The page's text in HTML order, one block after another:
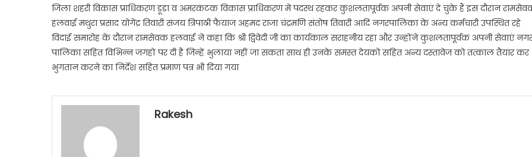
जिला शहरी विकास प्राधिकरण डूडा व अमरकंटक विकास प्राधिकरण में पदस्थ रहकर कुशलतापूर्वक अपनी सेवाएं दे चुके हैं इस दौरान
हलवाई मथुरा प्रसाद योगेंद्र तिवारी संजय त्रिपाठी फैयाज अहमद राजा चंद्रमणि संतोष तिवारी आदि नगरपालिका के अन्य कर्मचारी उपस्थित रहे
विदाई समारोह के दौरान रामसेवक हलवाई ने कहा कि श्री द्विवेदी जी का कार्यकाल सराहनीय रहा और उन्होंने कुशलतापूर्वक अपनी सेवाएं
पालिका सहित विभिन्न जगहों पर दी है जिन्हें भुलाया नहीं जा सकता साथ ही उनके समस्त देयको सहित अन्य दस्तावेज को तत्काल तैयार कर
भुगतान करने का निर्देश सहित प्रमाण पत्र भी दिया गया
Rakesh